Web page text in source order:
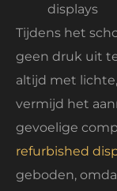
displays
Tijdens het
geen druk uit
altijd met
vermijd het
gevoelige
refurbished
geboden,